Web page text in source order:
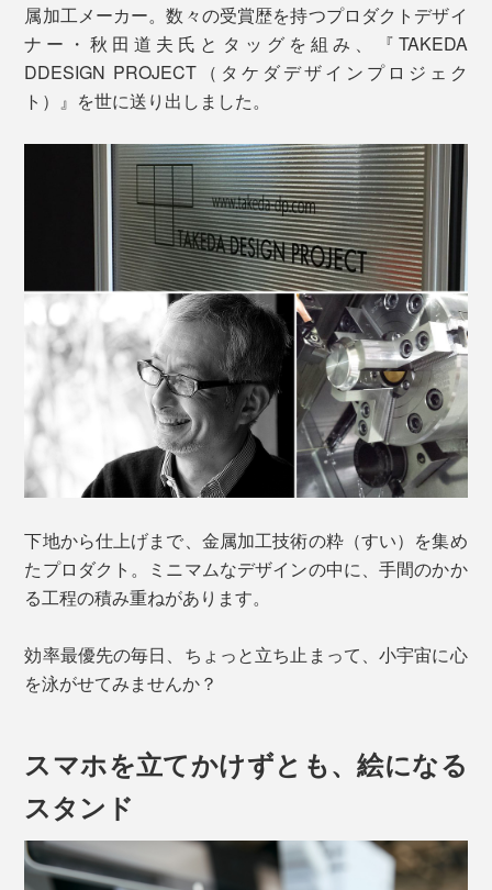
属加工メーカー。数々の受賞歴を持つプロダクトデザイ
ナー・秋田道夫氏とタッグを組み、『TAKEDA
DDESIGN PROJECT（タケダデザインプロジェク
ト）』を世に送り出しました。
下地から仕上げまで、金属加工技術の粋（すい）を集め
たプロダクト。ミニマムなデザインの中に、手間のかか
る工程の積み重ねがあります。
効率最優先の毎日、ちょっと立ち止まって、小宇宙に心
を泳がせてみませんか？
スマホを立てかけずとも、絵になる
スタンド